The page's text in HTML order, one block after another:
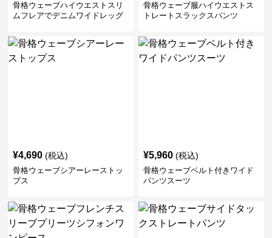
骨格ウェーブハイウエストスリ
ムフレアでデニムワイドレッグ
骨格ウェーブ服ハイウエストス
トレートスラックスパンツ
¥4,690 (税込)
骨格ウェーブシアーレーストッ
プス
¥5,960 (税込)
骨格ウェーブベルト付きワイド
パンツスーツ